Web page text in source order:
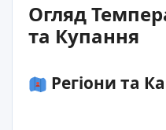
Огляд
та Купання
Регіони та